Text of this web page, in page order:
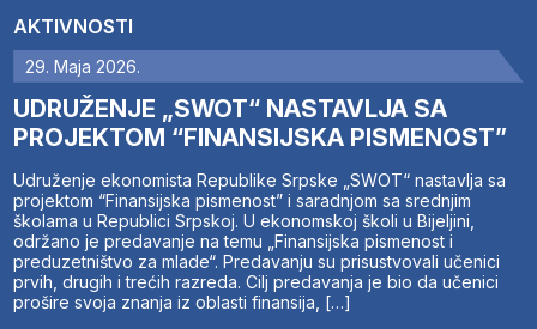
AKTIVNOSTI
29. Maja 2026.
UDRUŽENJE „SWOT“ NASTAVLJA SA
PROJEKTOM “FINANSIJSKA PISMENOST”
Udruženje ekonomista Republike Srpske „SWOT“ nastavlja sa
projektom “Finansijska pismenost” i saradnjom sa srednjim
školama u Republici Srpskoj. U ekonomskoj školi u Bijeljini,
održano je predavanje na temu „Finansijska pismenost i
preduzetništvo za mlade“. Predavanju su prisustvovali učenici
prvih, drugih i trećih razreda. Cilj predavanja je bio da učenici
prošire svoja znanja iz oblasti finansija, […]